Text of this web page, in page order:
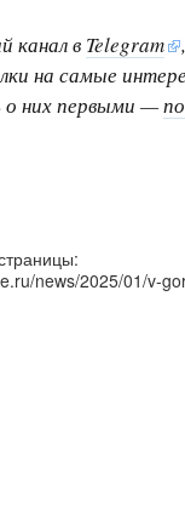
канал в Telegram
на самые
о них первыми —
news/2025/01/v-